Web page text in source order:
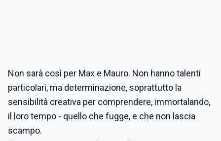
Non sarà così per Max e Mauro. Non hanno talenti
particolari, ma determinazione, soprattutto la
sensibilità creativa per comprendere, immortalando,
il loro tempo - quello che fugge, e che non lascia
scampo.